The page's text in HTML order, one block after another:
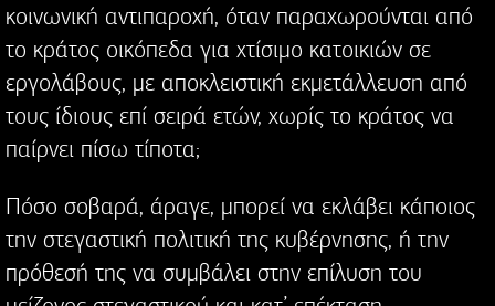
κοινωνική αντιπαροχή, όταν παραχωρούνται από
το κράτος οικόπεδα για χτίσιμο κατοικιών σε
εργολάβους, με αποκλειστική εκμετάλλευση από
τους ίδιους επί σειρά ετών, χωρίς το κράτος να
παίρνει πίσω τίποτα;
Πόσο σοβαρά, άραγε, μπορεί να εκλάβει κάποιος
την στεγαστική πολιτική της κυβέρνησης, ή την
πρόθεσή της να συμβάλει στην επίλυση του